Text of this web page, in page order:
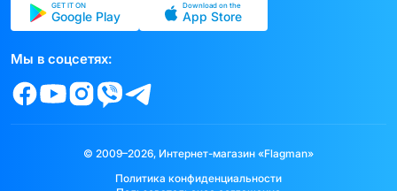
GET IT ON
Google Play
Download on the
App Store
Мы в соцсетях:
© 2009–2026, Интернет-магазин «Flagman»
Политика конфиденциальности